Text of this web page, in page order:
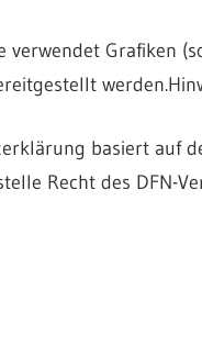
verwendet Grafiken
basiert auf
Recht des DFN-